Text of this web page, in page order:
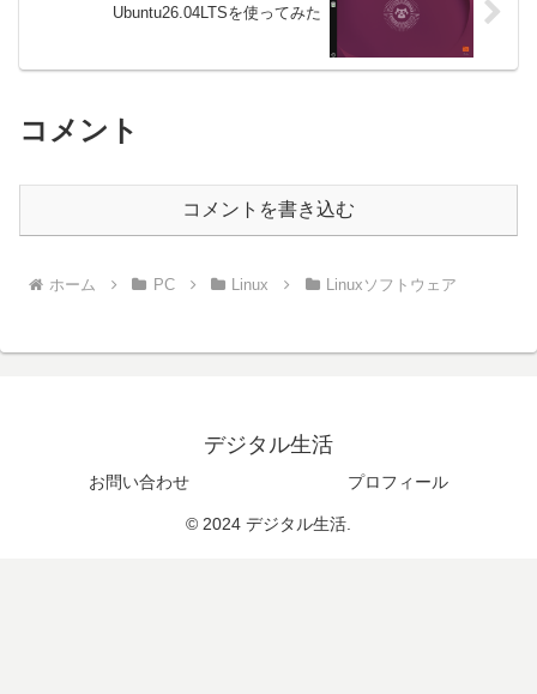
Ubuntu26.04LTSを使ってみた
コメント
コメントを書き込む
ホーム PC Linux Linuxソフトウェア
デジタル生活
お問い合わせ プロフィール
© 2024 デジタル生活.